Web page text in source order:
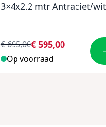
3×4x2.2 mtr Antraciet/wit
€ 595,00
€ 695,00
Op voorraad